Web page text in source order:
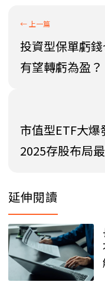
投資型保單虧
有望轉虧為盈？
市值型ETF大爆
2025存股布局
延伸閱讀